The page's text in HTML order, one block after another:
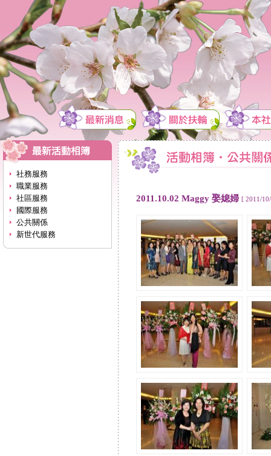
社務服務
職業服務
社區服務
國際服務
公共關係
新世代服務
2011.10.02 Maggy 娶媳婦 [ 2011/